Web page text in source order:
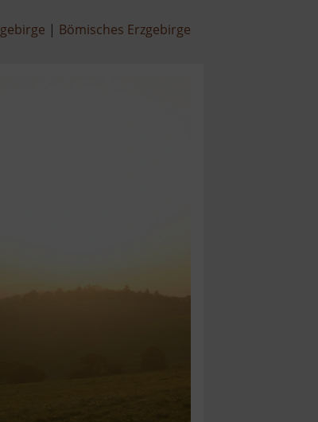
Bömisches Erzgebirge